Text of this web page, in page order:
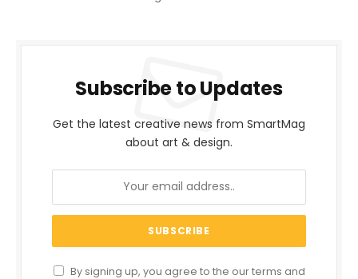
Subscribe to Updates
Get the latest creative news from SmartMag
about art & design.
By signing up, you agree to the our terms and